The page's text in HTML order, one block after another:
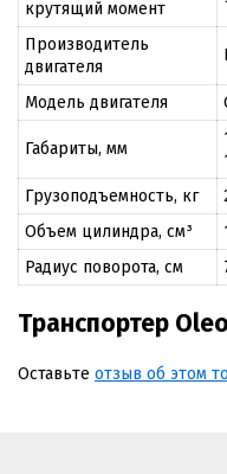
крутящий момент
Производитель
двигателя
Модель двигателя
Габариты, мм
Грузоподъемность, кг
Объем цилиндра, см³
Радиус поворота, см
Транспортер
Оставьте отзыв об этом